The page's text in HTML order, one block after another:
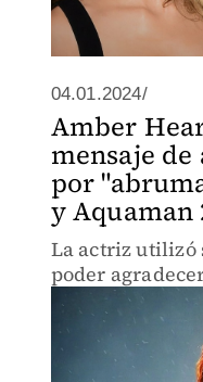
04.01.2024/
Amber
mensaje
por
y Aquaman
La actriz utilizó
poder